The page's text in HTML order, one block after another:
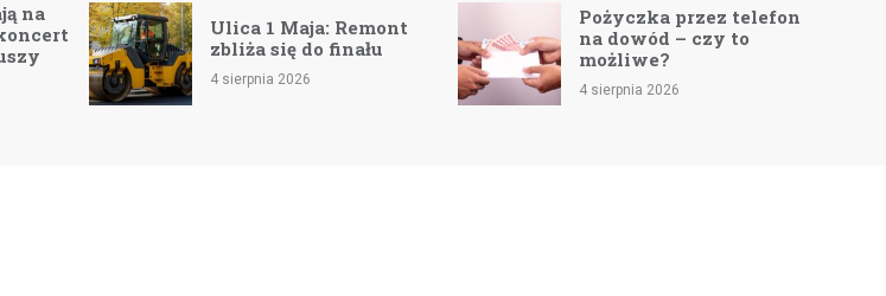
na
Ulica 1 Maja: Remont
zbliża się do finału
4 sierpnia 2026
Pożyczka przez telefon
na dowód – czy to
możliwe?
4 sierpnia 2026